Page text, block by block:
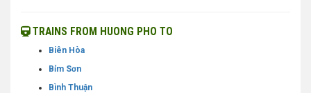
TRAINS FROM HUONG PHO TO
Biên Hòa
Bỉm Sơn
Bình Thuận